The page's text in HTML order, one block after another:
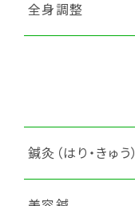
全身調整
鍼灸（はり・きゅう）